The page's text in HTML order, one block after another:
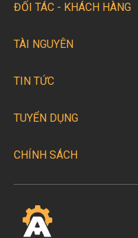
ĐỐI TÁC - KHÁCH HÀNG
TÀI NGUYÊN
TIN TỨC
TUYỂN DỤNG
CHÍNH SÁCH